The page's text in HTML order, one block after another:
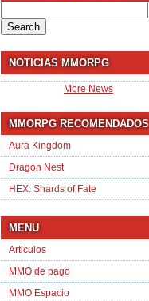
for:
NOTICIAS MMORPG
More News
MMORPG RECOMENDADOS
Aura Kingdom
Dragon Nest
HEX: Shards of Fate
MENU
Articulos
MMO de pago
MMO Espacio